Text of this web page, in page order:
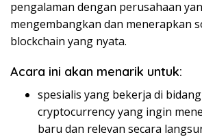
pengalaman dengan perusahaan
mengembangkan dan menerapkan
blockchain yang nyata.
Acara ini akan menarik untuk:
spesialis yang bekerja di
cryptocurrency yang ingin
baru dan relevan secara